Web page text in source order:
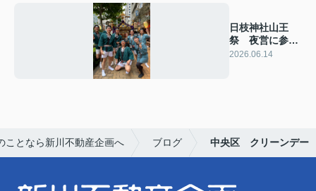
日枝神社山王
祭 夜営に参加
しました！
2026.06.14
ことなら新川不動産企画へ ブログ 中央区 クリーンデー